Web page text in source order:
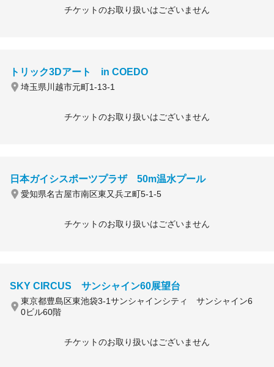
チケットのお取り扱いはございません
トリック3Dアート in COEDO
埼玉県川越市元町1-13-1
チケットのお取り扱いはございません
日本ガイシスポーツプラザ 50m温水プール
愛知県名古屋市南区東又兵ヱ町5-1-5
チケットのお取り扱いはございません
SKY CIRCUS サンシャイン60展望台
東京都豊島区東池袋3-1サンシャインシティ サンシャイン6
0ビル60階
チケットのお取り扱いはございません